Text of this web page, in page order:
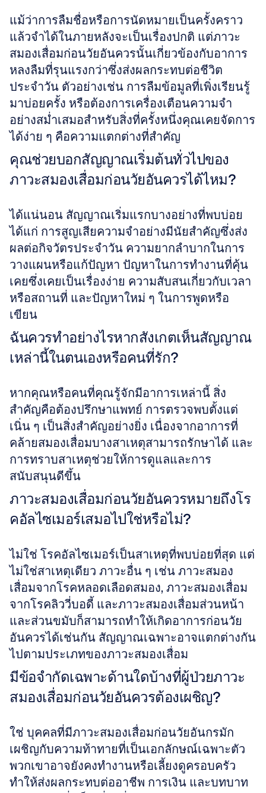
แม้ว่าการลืมชื่อหรือการนัดหมายเป็นครั้งคราว
แล้วจำได้ในภายหลังจะเป็นเรื่องปกติ แต่ภาวะ
สมองเสื่อมก่อนวัยอันควรนั้นเกี่ยวข้องกับอาการ
หลงลืมที่รุนแรงกว่าซึ่งส่งผลกระทบต่อชีวิต
ประจำวัน ตัวอย่างเช่น การลืมข้อมูลที่เพิ่งเรียนรู้
มาบ่อยครั้ง หรือต้องการเครื่องเตือนความจำ
อย่างสม่ำเสมอสำหรับสิ่งที่ครั้งหนึ่งคุณเคยจัดการ
ได้ง่าย ๆ คือความแตกต่างที่สำคัญ
คุณช่วยบอกสัญญาณเริ่มต้นทั่วไปของ
ภาวะสมองเสื่อมก่อนวัยอันควรได้ไหม?
ได้แน่นอน สัญญาณเริ่มแรกบางอย่างที่พบบ่อย
ได้แก่ การสูญเสียความจำอย่างมีนัยสำคัญซึ่งส่ง
ผลต่อกิจวัตรประจำวัน ความยากลำบากในการ
วางแผนหรือแก้ปัญหา ปัญหาในการทำงานที่คุ้น
เคยซึ่งเคยเป็นเรื่องง่าย ความสับสนเกี่ยวกับเวลา
หรือสถานที่ และปัญหาใหม่ ๆ ในการพูดหรือ
เขียน
ฉันควรทำอย่างไรหากสังเกตเห็นสัญญาณ
เหล่านี้ในตนเองหรือคนที่รัก?
หากคุณหรือคนที่คุณรู้จักมีอาการเหล่านี้ สิ่ง
สำคัญคือต้องปรึกษาแพทย์ การตรวจพบตั้งแต่
เนิ่น ๆ เป็นสิ่งสำคัญอย่างยิ่ง เนื่องจากอาการที่
คล้ายสมองเสื่อมบางสาเหตุสามารถรักษาได้ และ
การทราบสาเหตุช่วยให้การดูแลและการ
สนับสนุนดีขึ้น
ภาวะสมองเสื่อมก่อนวัยอันควรหมายถึงโร
คอัลไซเมอร์เสมอไปใช่หรือไม่?
ไม่ใช่ โรคอัลไซเมอร์เป็นสาเหตุที่พบบ่อยที่สุด แต่
ไม่ใช่สาเหตุเดียว ภาวะอื่น ๆ เช่น ภาวะสมอง
เสื่อมจากโรคหลอดเลือดสมอง, ภาวะสมองเสื่อม
จากโรคลิววี่บอดี้ และภาวะสมองเสื่อมส่วนหน้า
และส่วนขมับก็สามารถทำให้เกิดอาการก่อนวัย
อันควรได้เช่นกัน สัญญาณเฉพาะอาจแตกต่างกัน
ไปตามประเภทของภาวะสมองเสื่อม
มีข้อจำกัดเฉพาะด้านใดบ้างที่ผู้ป่วยภาวะ
สมองเสื่อมก่อนวัยอันควรต้องเผชิญ?
ใช่ บุคคลที่มีภาวะสมองเสื่อมก่อนวัยอันกรมัก
เผชิญกับความท้าทายที่เป็นเอกลักษณ์เฉพาะตัว
พวกเขาอาจยังคงทำงานหรือเลี้ยงดูครอบครัว
ทำให้ส่งผลกระทบต่ออาชีพ การเงิน และบทบาท